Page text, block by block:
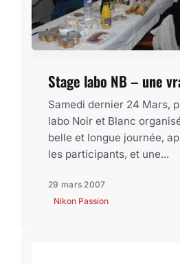
Stage labo NB – une
Samedi dernier 24 Mars,
labo Noir et Blanc
belle et longue journée,
les participants, et une...
29 mars 2007
Nikon Passion